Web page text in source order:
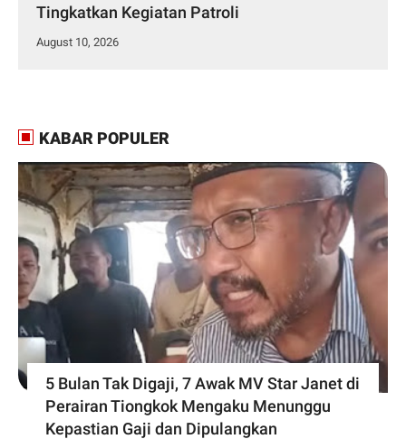
Tingkatkan Kegiatan Patroli
August 10, 2026
KABAR POPULER
5 Bulan Tak Digaji, 7 Awak MV Star Janet di
Perairan Tiongkok Mengaku Menunggu
Kepastian Gaji dan Dipulangkan